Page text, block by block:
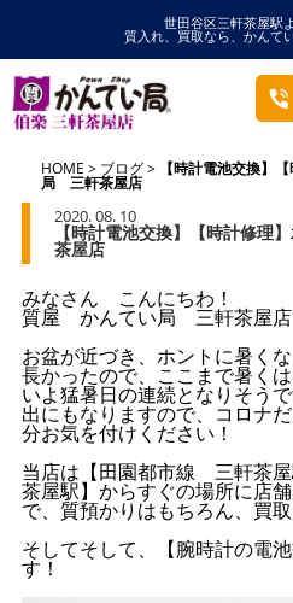
世田谷区三軒茶屋駅
質入れ、買取なら、かんて
HOME ブログ 【時計電池交換】
局 三軒茶屋店
2020. 08. 10
【時計電池交換】【時計修
茶屋店
みなさん こんにちわ！
質屋 かんてい局 三軒茶屋店
お盆が近づき、ホントに暑く
長かったので、ここまで暑く
いよ猛暑日の連続となりそう
出にもなりますので、コロナ
分お気を付けください！
当店は【田園都市線 三軒茶
茶屋駅】からすぐの場所に店
で、質預かりはもちろん、買取
そしてそして、【腕時計の電
す！